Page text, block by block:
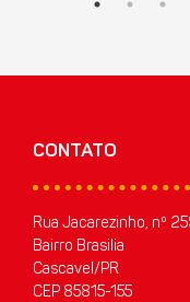
CONTATO
Rua Jacarezinho, nº
Bairro Brasilia
Cascavel/PR
CEP 85815-155